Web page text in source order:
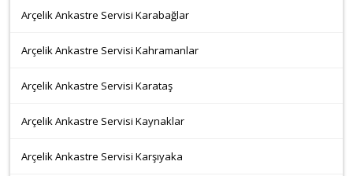
Arçelik Ankastre Servisi Karabağlar
Arçelik Ankastre Servisi Kahramanlar
Arçelik Ankastre Servisi Karataş
Arçelik Ankastre Servisi Kaynaklar
Arçelik Ankastre Servisi Karşıyaka